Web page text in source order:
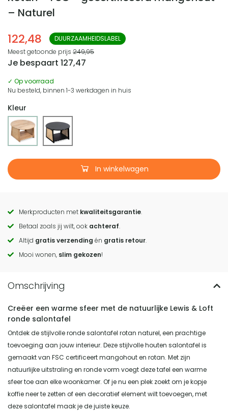
– Naturel
122,48
DUURZAAMHEIDSLABEL
Meest getoonde prijs 249,95
Je bespaart 127,47
✓ Op voorraad
Nu besteld, binnen 1-3 werkdagen in huis
Kleur
In winkelwagen
Call
to
actions
Merkproducten met kwaliteitsgarantie.
Betaal zoals jij wilt, ook achteraf.
Altijd gratis verzending én gratis retour.
Mooi wonen, slim gekozen!
Creëer een warme sfeer met de natuurlijke Lewis & Loft
ronde salontafel
Ontdek de stijlvolle ronde salontafel rotan naturel, een prachtige
toevoeging aan jouw interieur. Deze stijlvolle houten salontafel is
gemaakt van FSC certificeert mangohout en rotan. Met zijn
natuurlijke uitstraling en ronde vorm voegt deze tafel een warme
sfeer toe aan elke woonkamer. Of je nu een plek zoekt om je kopje
koffie neer te zetten of een decoratief element wilt toevoegen, met
deze salontafel maak je de juiste keuze.